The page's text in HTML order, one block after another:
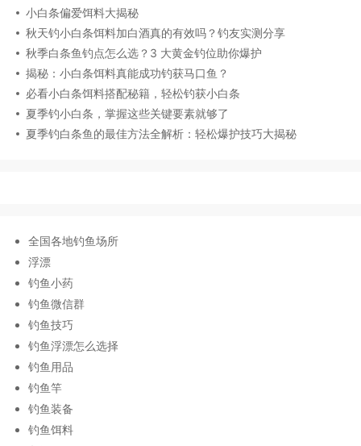
小白条偏爱饵料大揭秘
秋天钓小白条饵料加白酒真的有效吗？钓友实测分享
秋季白条鱼钓点怎么选？3 大黄金钓位助你爆护
揭秘：小白条饵料真能成功钓获马口鱼？
必看小白条饵料搭配秘籍，轻松钓获小白条
夏季钓小白条，掌握这些关键要素就够了
夏季钓白条鱼的最佳方法全解析：轻松爆护技巧大揭秘
全国各地钓鱼场所
浮漂
钓鱼小药
钓鱼微信群
钓鱼技巧
钓鱼浮漂怎么选择
钓鱼用品
钓鱼竿
钓鱼装备
钓鱼饵料